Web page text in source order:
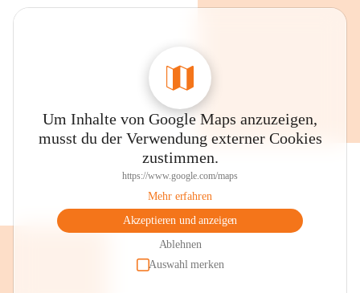
Um Inhalte von Google Maps anzuzeigen,
musst du der Verwendung externer Cookies
zustimmen.
https://www.google.com/maps
Mehr erfahren
Akzeptieren und anzeigen
Ablehnen
Auswahl merken